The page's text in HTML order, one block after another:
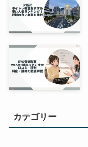
カテゴリー